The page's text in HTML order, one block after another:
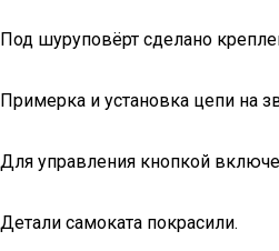
Под шуруповёрт сделано
Примерка и установка цепи на
Для управления кнопкой
Детали самоката покрасили.